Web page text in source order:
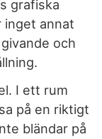
grafiska
inget annat
och
I ett rum
på en riktigt
bländar på